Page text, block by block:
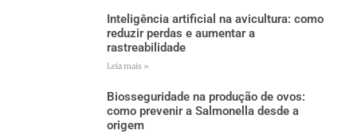
Inteligência artificial na avicultura: como
reduzir perdas e aumentar a
rastreabilidade
Leia mais »
Biosseguridade na produção de ovos:
como prevenir a Salmonella desde a
origem